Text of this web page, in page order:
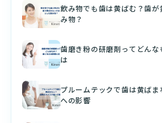
飲み物でも歯は黄ばむ？歯
み物？
歯磨き粉の研磨剤ってどんな
は
プルームテックで歯は黄ば
への影響